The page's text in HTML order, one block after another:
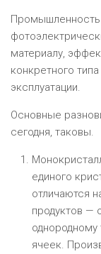
Промышленность
материалу,
конкретного
эксплуатации.
Основные
сегодня, таковы.
единого
отличаются
продуктов —
ячеек.